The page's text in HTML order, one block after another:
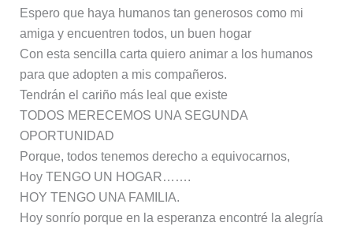
Espero que haya humanos tan generosos como mi
amiga y encuentren todos, un buen hogar
Con esta sencilla carta quiero animar a los humanos
para que adopten a mis compañeros.
Tendrán el cariño más leal que existe
TODOS MERECEMOS UNA SEGUNDA
OPORTUNIDAD
Porque, todos tenemos derecho a equivocarnos,
Hoy TENGO UN HOGAR…….
HOY TENGO UNA FAMILIA.
Hoy sonrío porque en la esperanza encontré la alegría